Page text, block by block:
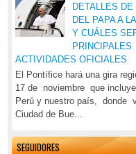
DETALLES
DEL PAPA A
Y CUÁLES
PRINCIPALES
ACTIVIDADES OFICIALES
El Pontífice hará una gira
17 de noviembre que incluye
Perú y nuestro país, donde
Ciudad de Bue...
SEGUIDORES